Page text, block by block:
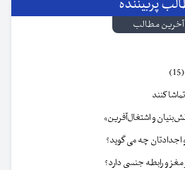
پربیننده
آخرین مطالب
اجدادتان چه می گوید؟
و رابطه جنسی دارد؟